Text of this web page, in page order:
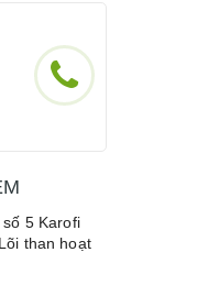
5 Karofi
than hoạt